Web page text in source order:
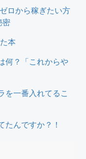
ロから稼ぎたい方
密
本
何？「これからや
を一番入れてるこ
んですか？！